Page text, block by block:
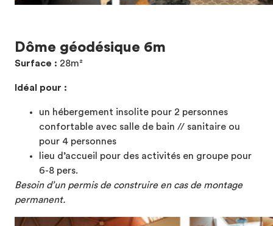
Dôme géodésique 6m
Surface : 28m²
Idéal pour :
un hébergement insolite pour 2 personnes
confortable avec salle de bain // sanitaire ou
pour 4 personnes
lieu d’accueil pour des activités en groupe pour
6-8 pers.
Besoin d’un permis de construire en cas de montage
permanent.